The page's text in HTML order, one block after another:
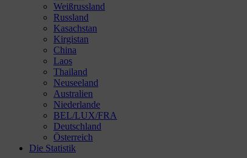
Weißrussland
Russland
Kasachstan
Kirgistan
China
Laos
Thailand
Neuseeland
Australien
Niederlande
BEL/LUX/FRA
Deutschland
Österreich
Die Statistik